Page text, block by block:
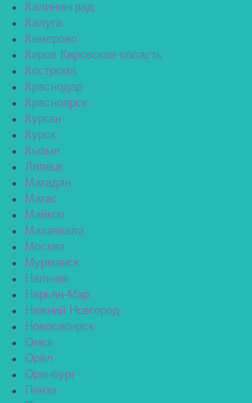
Калининград
Калуга
Кемерово
Киров Кировская область
Кострома
Краснодар
Красноярск
Курган
Курск
Кызыл
Липецк
Магадан
Магас
Майкоп
Махачкала
Москва
Мурманск
Нальчик
Нарьян-Мар
Нижний Новгород
Новосибирск
Омск
Орёл
Оренбург
Пенза